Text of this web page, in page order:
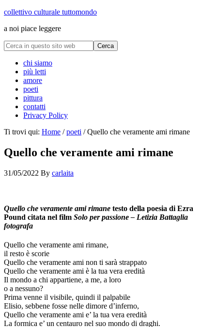
collettivo culturale tuttomondo
a noi piace leggere
chi siamo
più letti
amore
poeti
pittura
contatti
Privacy Policy
Ti trovi qui: Home / poeti /Quello che veramente ami rimane
Quello che veramente ami rimane
31/05/2022 By carlaita
Quello che veramente ami rimane testo della poesia di Ezra
Pound citata nel film Solo per passione – Letizia Battaglia
fotografa
Quello che veramente ami rimane,
il resto è scorie
Quello che veramente ami non ti sarà strappato
Quello che veramente ami è la tua vera eredità
Il mondo a chi appartiene, a me, a loro
o a nessuno?
Prima venne il visibile, quindi il palpabile
Elisio, sebbene fosse nelle dimore d’inferno,
Quello che veramente ami e’ la tua vera eredità
La formica e’ un centauro nel suo mondo di draghi.